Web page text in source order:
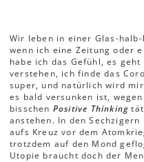
Wir leben in einer Glas-
wenn ich eine Zeitung oder
habe ich das Gefühl, es
verstehen, ich finde das
super, und natürlich wird
es bald versunken ist,
bisschen Positive Thinking
anstehen. In den
aufs Kreuz vor dem
trotzdem auf den Mond
Utopie braucht doch der